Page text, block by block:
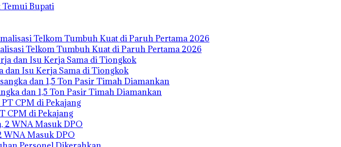
Bupati
Telkom Tumbuh Kuat di Paruh Pertama 2026
dan Isu Kerja Sama di Tiongkok
dan 1,5 Ton Pasir Timah Diamankan
CPM di Pekajang
WNA Masuk DPO